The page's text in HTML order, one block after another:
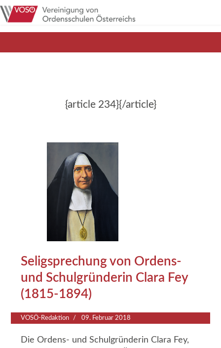
{article 234}{/article}
Seligsprechung von Ordens-
und Schulgründerin Clara Fey
(1815-1894)
VOSÖ-Redaktion 09. Februar 2018
Die Ordens- und Schulgründerin Clara Fey,